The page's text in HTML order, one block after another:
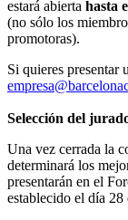
estará abierta hasta
(no sólo los
promotoras).
Si quieres presentar
Selección del
Una vez cerrada la
determinará los
presentarán en el
establecido el día 28